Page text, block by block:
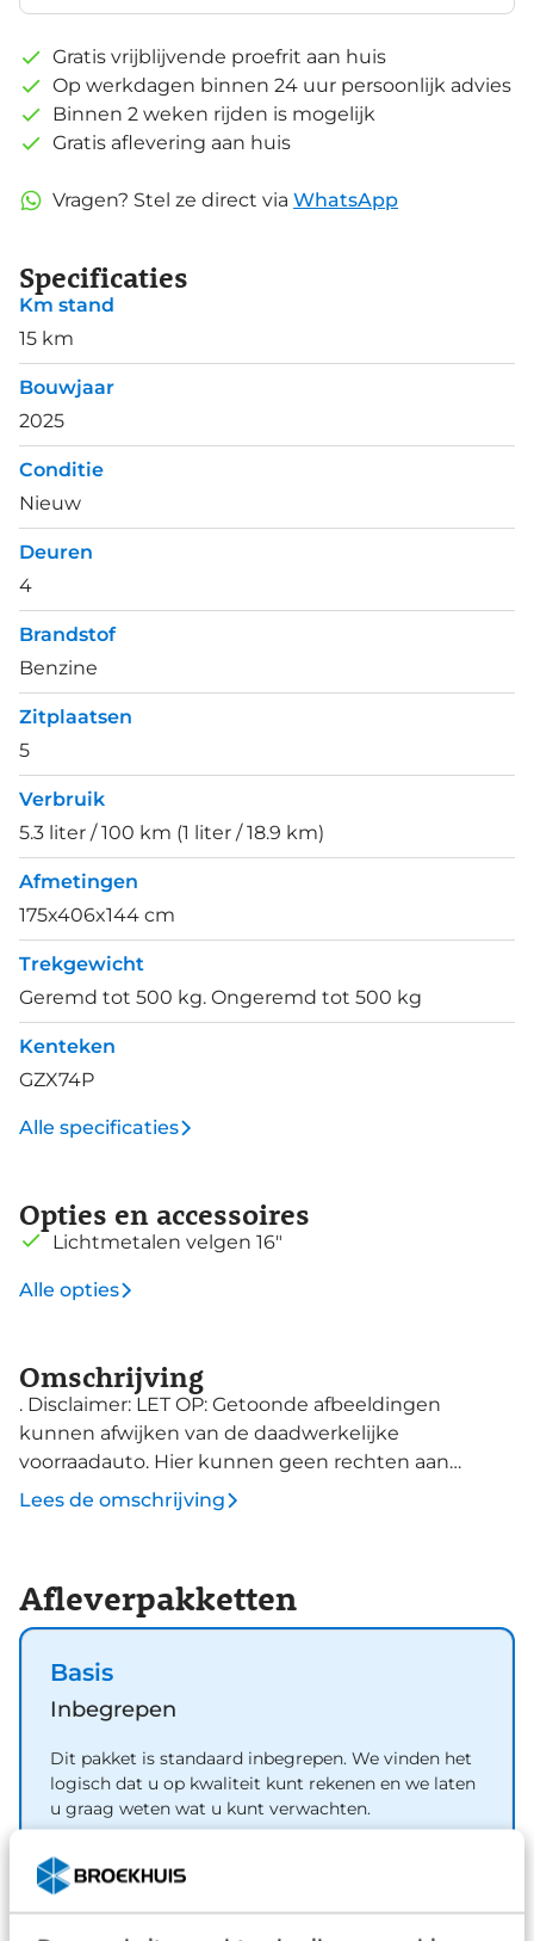
Gratis vrijblijvende proefrit aan huis
Op werkdagen binnen 24 uur persoonlijk advies
Binnen 2 weken rijden is mogelijk
Gratis aflevering aan huis
Vragen? Stel ze direct via WhatsApp
Specificaties
Km stand
15 km
Bouwjaar
2025
Conditie
Nieuw
Deuren
4
Brandstof
Benzine
Zitplaatsen
5
Verbruik
5.3 liter / 100 km (1 liter / 18.9 km)
Afmetingen
175x406x144 cm
Trekgewicht
Geremd tot 500 kg. Ongeremd tot 500 kg
Kenteken
GZX74P
Alle specificaties
Opties en accessoires
Lichtmetalen velgen 16"
Alle opties
Omschrijving
. Disclaimer: LET OP: Getoonde afbeeldingen
kunnen afwijken van de daadwerkelijke
voorraadauto. Hier kunnen geen rechten aan
worden ontleend. Vraag onze verkoopadviseurs
Lees de omschrijving
Afleverpakketten
Basis
Inbegrepen
Dit pakket is standaard inbegrepen. We vinden het
logisch dat u op kwaliteit kunt rekenen en we laten
u graag weten wat u kunt verwachten.